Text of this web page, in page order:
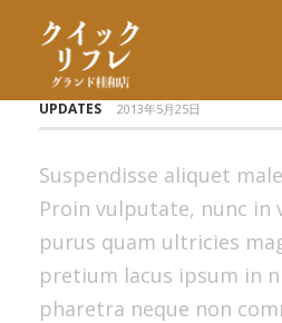
UPDATES 2013年5月25日
Suspendisse aliquet
Proin vulputate, nunc in
purus quam ultricies
pretium lacus ipsum in
pharetra neque non